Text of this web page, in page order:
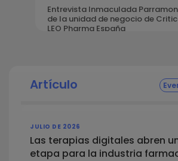
Entrevista Inmaculada
de la unidad de negocio de
LEO Pharma España
Artículo
JULIO DE 2026
Las terapias digitales abren
etapa para la industria